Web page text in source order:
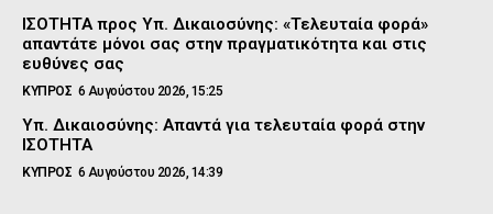
ΙΣΟΤΗΤΑ προς Υπ. Δικαιοσύνης: «Τελευταία φορά»
απαντάτε μόνοι σας στην πραγματικότητα και στις
ευθύνες σας
ΚΥΠΡΟΣ 6 Αυγούστου 2026, 15:25
Υπ. Δικαιοσύνης: Απαντά για τελευταία φορά στην
ΙΣΟΤΗΤΑ
ΚΥΠΡΟΣ 6 Αυγούστου 2026, 14:39